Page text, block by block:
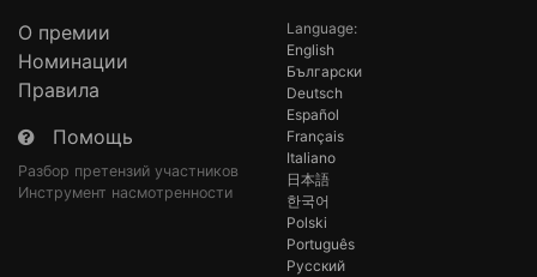
О премии
Номинации
Правила
Помощь
Разбор претензий участников
Инструмент насмотренности
Language:
English
Български
Deutsch
Español
Français
Italiano
日本語
한국어
Polski
Português
Русский